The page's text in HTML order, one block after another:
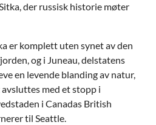
der russisk historie møter
er komplett uten synet av den
og i Juneau, delstatens
en levende blanding av natur,
med et stopp i
i Canadas British
til Seattle.